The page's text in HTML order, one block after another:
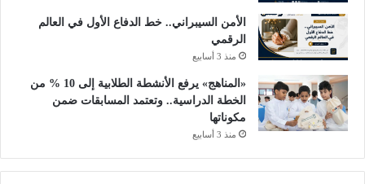
الأمن السيبراني.. خط الدفاع الأول في العالم
الرقمي
منذ 3 أسابيع
«المناهج» يرفع الأنشطة الطلابية إلى 10 % من
الخطة الدراسية.. وتعتمد المسابقات ضمن
مكوناتها
منذ 3 أسابيع